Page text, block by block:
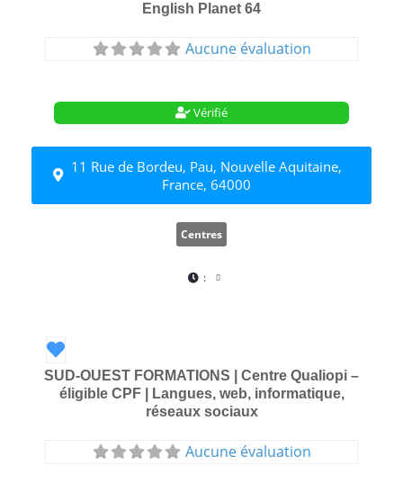
English Planet 64
Aucune évaluation
Vérifié
11 Rue de Bordeu, Pau, Nouvelle Aquitaine,
France, 64000
Centres
:
Favori
SUD-OUEST FORMATIONS | Centre Qualiopi –
éligible CPF | Langues, web, informatique,
réseaux sociaux
Aucune évaluation